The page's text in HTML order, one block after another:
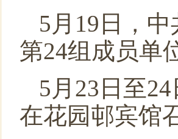
5月19日，
第24组成员单
5月23日至
在花园邨宾馆